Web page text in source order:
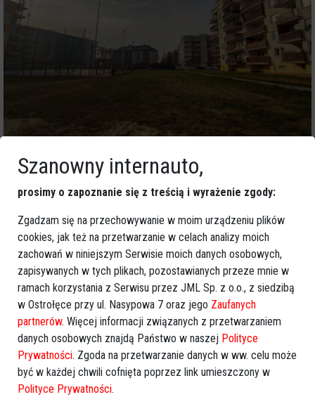
Szanowny internauto,
prosimy o zapoznanie się z treścią i wyrażenie zgody:
Zgadzam się na przechowywanie w moim urządzeniu plików
cookies, jak też na przetwarzanie w celach analizy moich
zachowań w niniejszym Serwisie moich danych osobowych,
zapisywanych w tych plikach, pozostawianych przeze mnie w
ramach korzystania z Serwisu przez JML Sp. z o.o., z siedzibą
w Ostrołęce przy ul. Nasypowa 7 oraz jego Zaufanych
partnerów. Więcej informacji związanych z przetwarzaniem
danych osobowych znajdą Państwo w naszej Polityce
Prywatności. Zgoda na przetwarzanie danych w ww. celu może
być w każdej chwili cofnięta poprzez link umieszczony w
Polityce Prywatności.